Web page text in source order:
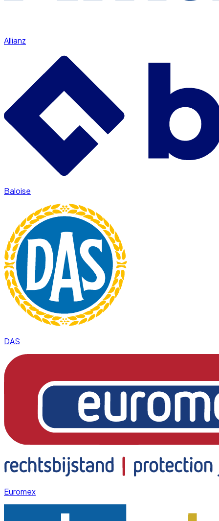
Allianz
Baloise
DAS
Euromex